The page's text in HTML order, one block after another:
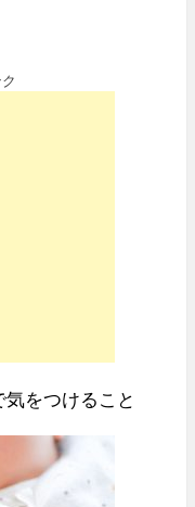
をつけること